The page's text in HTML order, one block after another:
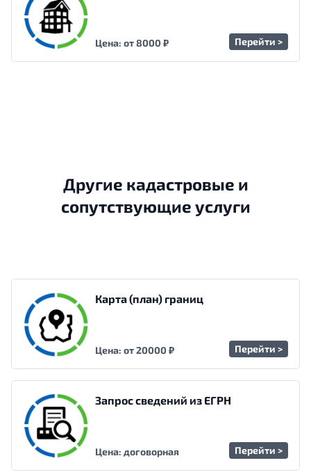
Цена: от 8000 ₽ Перейти >
Другие кадастровые и
сопутствующие услуги
Карта (план) границ
Цена: от 20000 ₽ Перейти >
Запрос сведений из ЕГРН
Цена: договорная Перейти >